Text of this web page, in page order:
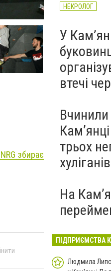
збирає
НЕКРОЛОГ
У
втечі
Вчинили
трьох
хуліганів
На
ПІДПРИЄМСТВА
Людмила